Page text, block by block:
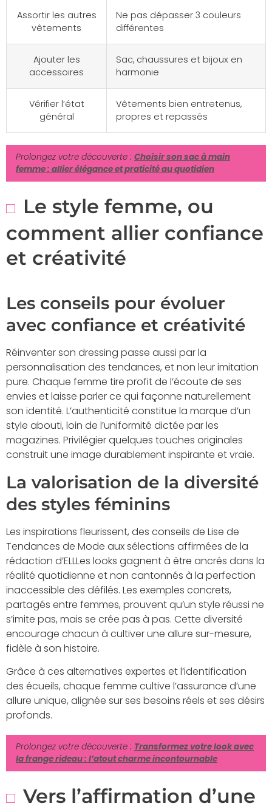
Assortir les autres
vêtements
Ne pas dépasser 3 couleurs
différentes
Ajouter les
accessoires
Sac, chaussures et bijoux en
harmonie
Vérifier l’état
général
Vêtements bien entretenus,
propres et repassés
Prolongez votre découverte : Choisir son sac à main
femme : allier élégance et praticité au quotidien
Le style femme, ou
comment allier confiance
et créativité
Les conseils pour évoluer
avec confiance et créativité
Réinventer son dressing passe aussi par la
personnalisation des tendances, et non leur imitation
pure. Chaque femme tire profit de l’écoute de ses
envies et laisse parler ce qui façonne naturellement
son identité. L’authenticité constitue la marque d’un
style abouti, loin de l’uniformité dictée par les
magazines. Privilégier quelques touches originales
construit une image durablement inspirante et vraie.
La valorisation de la diversité
des styles féminins
Les inspirations fleurissent, des conseils de Lise de
Tendances de Mode aux sélections affirmées de la
rédaction d’ELLLes looks gagnent à être ancrés dans la
réalité quotidienne et non cantonnés à la perfection
inaccessible des défilés. Les exemples concrets,
partagés entre femmes, prouvent qu’un style réussi ne
s’imite pas, mais se crée pas à pas. Cette diversité
encourage chacun à cultiver une allure sur-mesure,
fidèle à son histoire.
Grâce à ces alternatives expertes et l’identification
des écueils, chaque femme cultive l’assurance d’une
allure unique, alignée sur ses besoins réels et ses désirs
profonds.
Prolongez votre découverte : Transformez votre look avec
la frange rideau : l’atout charme incontournable
Vers l’affirmation d’une